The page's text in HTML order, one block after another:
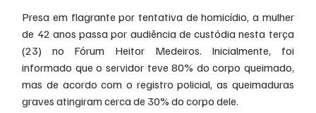
Presa em flagrante por tentativa de homicídio, a mulher
de 42 anos passa por audiência de custódia nesta terça
(23) no Fórum Heitor Medeiros. Inicialmente, foi
informado que o servidor teve 80% do corpo queimado,
mas de acordo com o registro policial, as queimaduras
graves atingiram cerca de 30% do corpo dele.